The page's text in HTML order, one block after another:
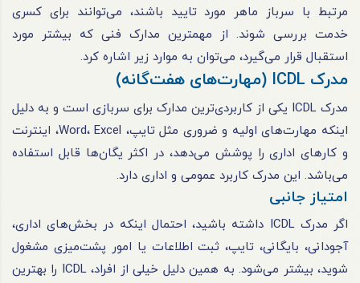
مرتبط با سرباز ماهر مورد تایید باشند، می‌توانند برای کسری
خدمت بررسی شوند. از مهمترین مدارک فنی که بیشتر مورد
استقبال قرار می‌گیرد، می‌توان به موارد زیر اشاره کرد.
مدرک ICDL (مهارت‌های هفت‌گانه)
مدرک ICDL یکی از کاربردی‌ترین مدارک برای سربازی است و به دلیل
اینکه مهارت‌های اولیه و ضروری مثل تایپ، Word، Excel، اینترنت
و کارهای اداری را پوشش می‌دهد، در اکثر یگان‌ها قابل استفاده
می‌باشد. این مدرک کاربرد عمومی و اداری دارد.
امتیاز جانبی
اگر مدرک ICDL داشته باشید، احتمال اینکه در بخش‌های اداری،
آجودانی، بایگانی، تایپ، ثبت اطلاعات یا امور پشت‌میزی مشغول
شوید، بیشتر می‌شود. به همین دلیل خیلی از افراد، ICDL را بهترین